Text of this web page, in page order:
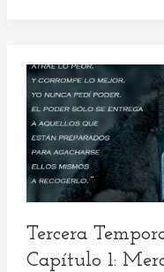
Scarred.
Tercera
Capítulo 1: